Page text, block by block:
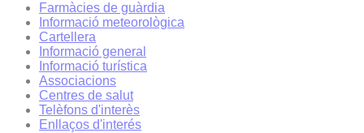
Farmàcies de guàrdia
Informació meteorològica
Cartellera
Informació general
Informació turística
Associacions
Centres de salut
Telèfons d'interès
Enllaços d'interés